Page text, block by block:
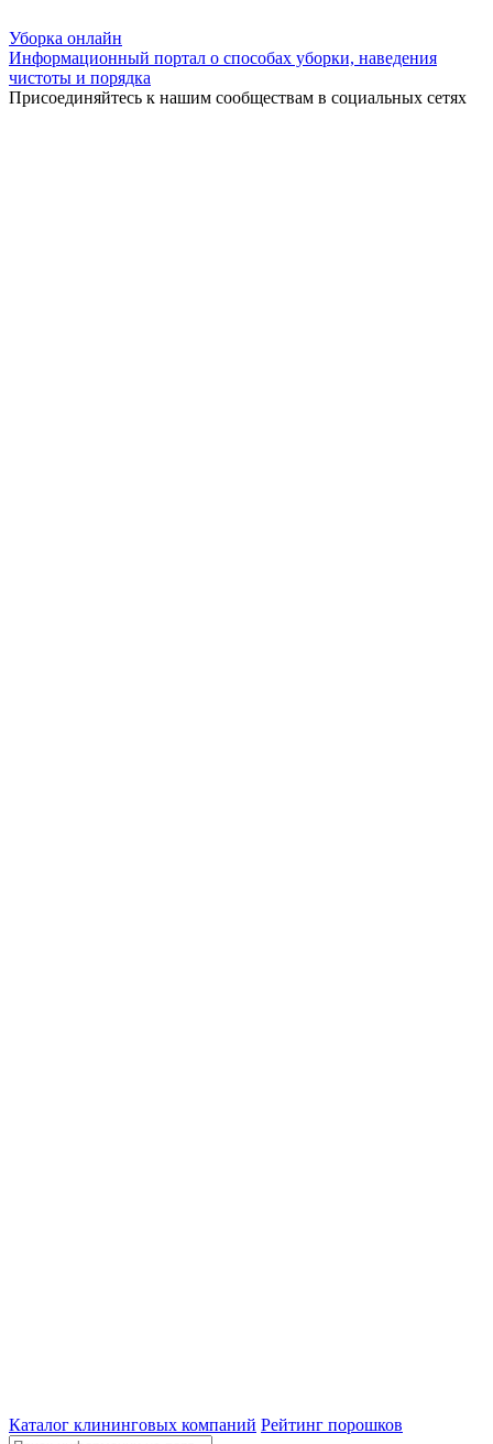
Уборка онлайн
Информационный портал о способах уборки, наведения
чистоты и порядка
Присоединяйтесь к нашим сообществам в социальных сетях
Каталог клининговых компаний Рейтинг порошков